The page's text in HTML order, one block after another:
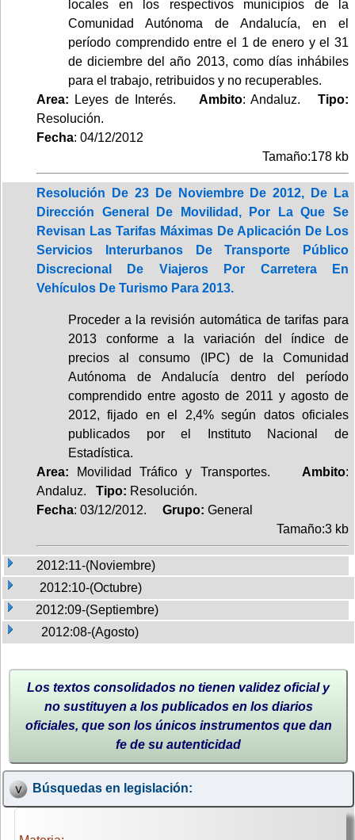
locales en los respectivos municipios de la
Comunidad Autónoma de Andalucía, en el
período comprendido entre el 1 de enero y el 31
de diciembre del año 2013, como días inhábiles
para el trabajo, retribuidos y no recuperables.
Area: Leyes de Interés. Ambito: Andaluz.Tipo:
Resolución.
Fecha: 04/12/2012
Tamaño:178 kb
Resolución De 23 De Noviembre De 2012, De La
Dirección General De Movilidad, Por La Que Se
Revisan Las Tarifas Máximas De Aplicación De Los
Servicios Interurbanos De Transporte Público
Discrecional De Viajeros Por Carretera En
Vehículos De Turismo Para 2013.
Proceder a la revisión automática de tarifas para
2013 conforme a la variación del índice de
precios al consumo (IPC) de la Comunidad
Autónoma de Andalucía dentro del período
comprendido entre agosto de 2011 y agosto de
2012, fijado en el 2,4% según datos oficiales
publicados por el Instituto Nacional de
Estadística.
Area: Movilidad Tráfico y Transportes. Ambito:
Andaluz. Tipo: Resolución.
Fecha: 03/12/2012. Grupo: General
Tamaño:3 kb
2012:11-(Noviembre)
2012:10-(Octubre)
2012:09-(Septiembre)
2012:08-(Agosto)
Los textos consolidados no tienen validez oficial y
no sustituyen a los publicados en los diarios
oficiales, que son los únicos instrumentos que dan
fe de su autenticidad
Búsquedas en legislación: